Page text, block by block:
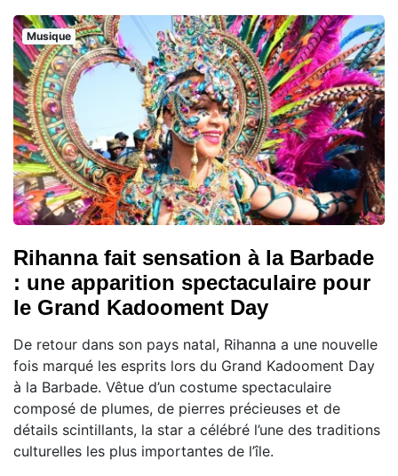
Musique
Rihanna fait sensation à la Barbade
: une apparition spectaculaire pour
le Grand Kadooment Day
De retour dans son pays natal, Rihanna a une nouvelle
fois marqué les esprits lors du Grand Kadooment Day
à la Barbade. Vêtue d’un costume spectaculaire
composé de plumes, de pierres précieuses et de
détails scintillants, la star a célébré l’une des traditions
culturelles les plus importantes de l’île.